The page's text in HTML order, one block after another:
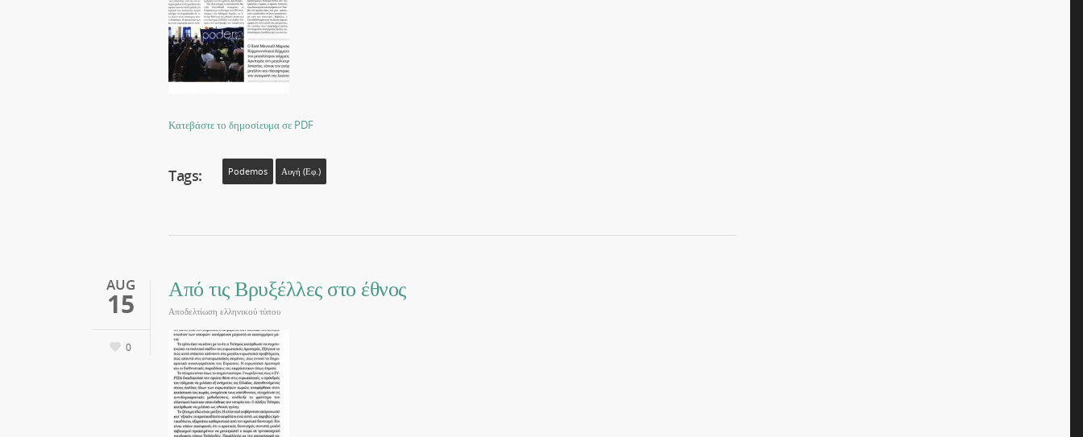
Κατεβάστε το δημοσίευμα σε PDF
Tags: Podemos Αυγή (εφ.)
AUG
15
0
Από τις Βρυξέλλες στο έθνος
Αποδελτίωση ελληνικού τύπου